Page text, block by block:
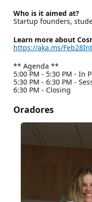
Who is it aimed at?
Startup founders,
Learn more about
https://aka.ms/
** Agenda **
5:00 PM - 5:30 PM - In
5:30 PM - 6:30 PM -
6:30 PM - Closing
Oradores